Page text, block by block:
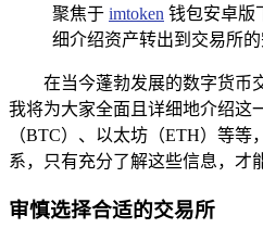
聚焦于 imtoken 钱包安卓版
细介绍资产转出到交易所
在当今蓬勃发展的数字货币
我将为大家全面且详细地介绍这
（BTC）、以太坊（ETH）等
系，只有充分了解这些信息，才
审慎选择合适的交易所